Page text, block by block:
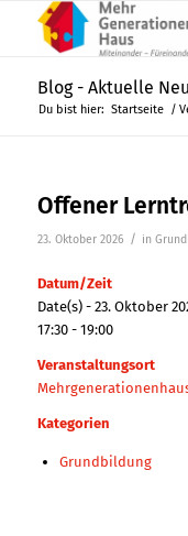
Blog - Aktuelle
Du bist hier: Startseite /
Offener
23. Oktober 2026 / in
Datum/Zeit
Date(s) - 23. Oktober
17:30 - 19:00
Veranstaltungsort
Kategorien
Grundbildung